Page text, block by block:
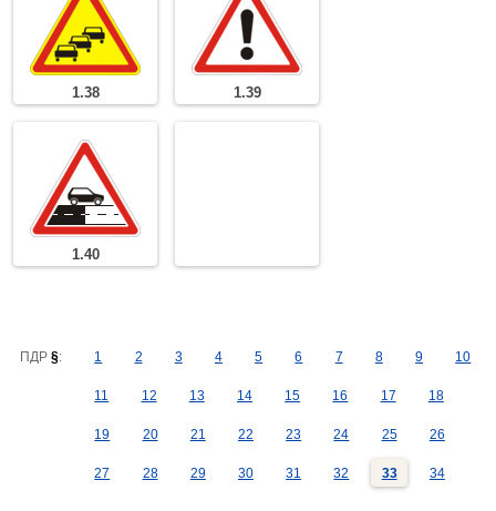
1.38 1.39
1.40
ПДР§: 1 2 3 4 5 6 7 8 9 10
11 12 13 14 15 16 17 18
19 20 21 22 23 24 25 26
27 28 29 30 31 32 33 34